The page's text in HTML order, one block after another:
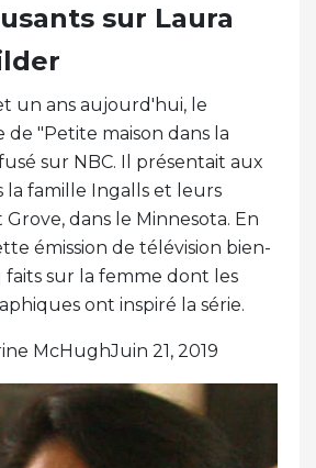
sur Laura
un ans aujourd'hui, le
de "Petite maison dans la
sur NBC. Il présentait aux
famille Ingalls et leurs
Grove, dans le Minnesota. En
émission de télévision bien-
faits sur la femme dont les
ont inspiré la série.
McHughJuin 21, 2019